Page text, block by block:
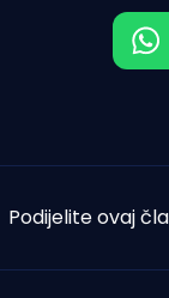
Podijelite ovaj